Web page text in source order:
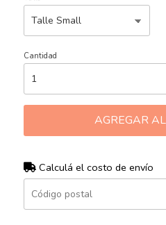
Cantidad
AGREGAR
Calculá el costo de envío